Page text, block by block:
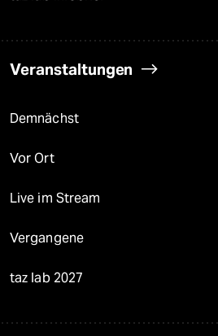
Veranstaltungen
Demnächst
Vor Ort
Live im Stream
Vergangene
taz lab 2027